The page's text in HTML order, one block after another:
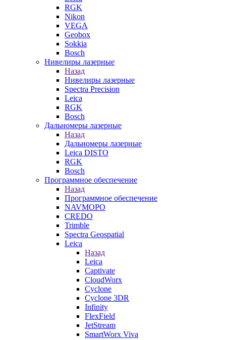
RGK
Nikon
VEGA
Geobox
Sokkia
Bosch
Нивелиры лазерные
Назад
Нивелиры лазерные
Spectra Precision
Leica
RGK
Bosch
Дальномеры лазерные
Назад
Дальномеры лазерные
Leica DISTO
RGK
Bosch
Программное обеспечение
Назад
Программное обеспечение
NAVMOPO
CREDO
Trimble
Spectra Geospatial
Leica
Назад
Leica
Captivate
CloudWorx
Cyclone
Cyclone 3DR
Infinity
FlexField
JetStream
SmartWorx Viva